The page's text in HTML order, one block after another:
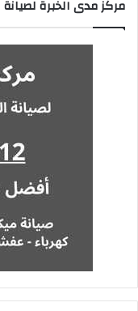
مركز مدى الخبرة